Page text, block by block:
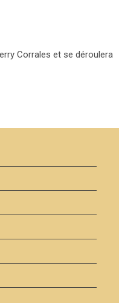
Corrales et se déroulera